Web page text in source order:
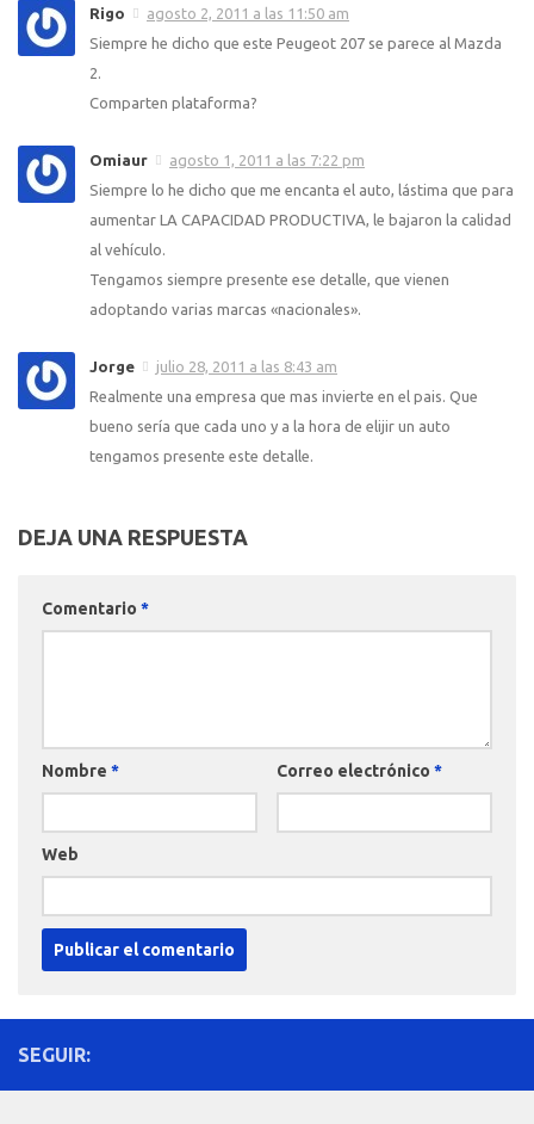
Rigo
agosto 2, 2011 a las 11:50 am
Siempre he dicho que este Peugeot 207 se parece al Mazda
2.
Comparten plataforma?
Omiaur
agosto 1, 2011 a las 7:22 pm
Siempre lo he dicho que me encanta el auto, lástima que para
aumentar LA CAPACIDAD PRODUCTIVA, le bajaron la calidad
al vehículo.
Tengamos siempre presente ese detalle, que vienen
adoptando varias marcas «nacionales».
Jorge
julio 28, 2011 a las 8:43 am
Realmente una empresa que mas invierte en el pais. Que
bueno sería que cada uno y a la hora de elijir un auto
tengamos presente este detalle.
DEJA UNA RESPUESTA
Comentario *
Nombre * Correo electrónico *
Web
SEGUIR: